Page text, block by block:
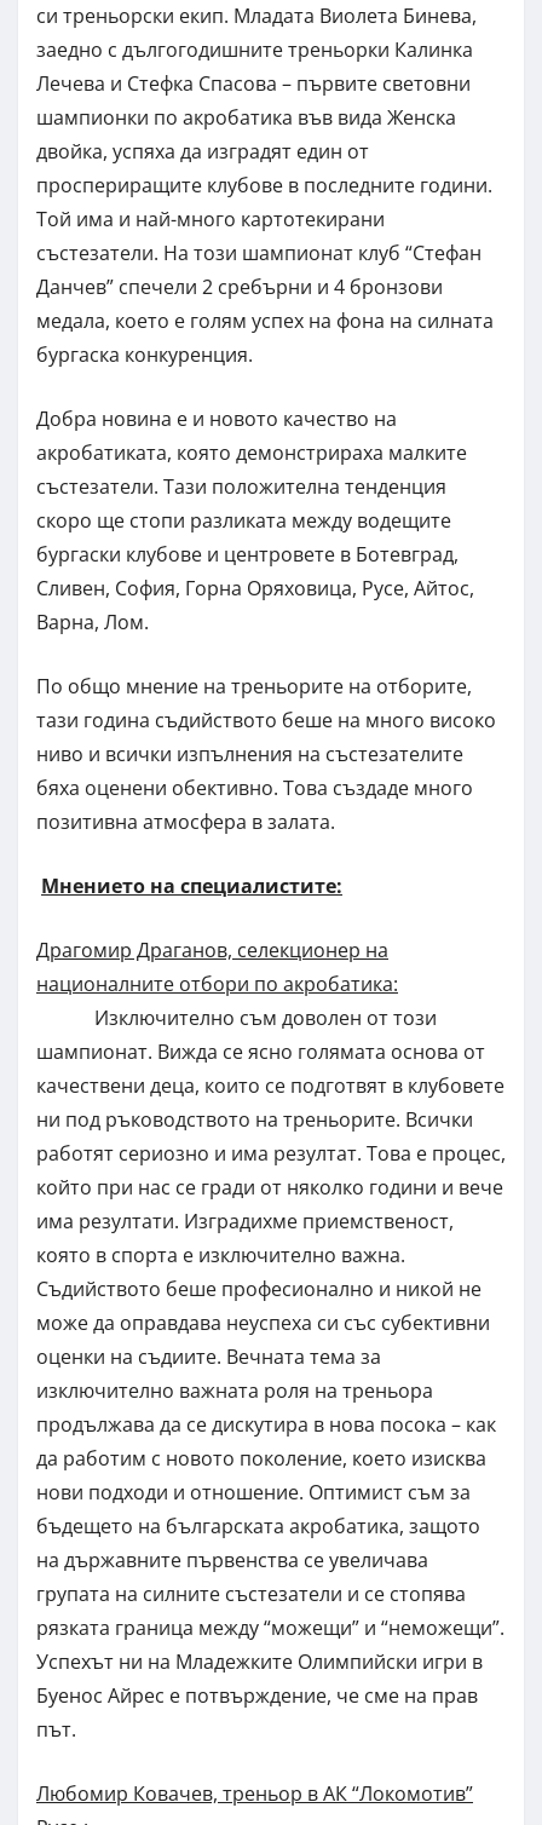
си треньорски екип. Младата Виолета Бинева,
заедно с дългогодишните треньорки Калинка
Лечева и Стефка Спасова – първите световни
шампионки по акробатика във вида Женска
двойка, успяха да изградят един от
проспериращите клубове в последните години.
Той има и най-много картотекирани
състезатели. На този шампионат клуб “Стефан
Данчев” спечели 2 сребърни и 4 бронзови
медала, което е голям успех на фона на силната
бургаска конкуренция.
Добра новина е и новото качество на
акробатиката, която демонстрираха малките
състезатели. Тази положителна тенденция
скоро ще стопи разликата между водещите
бургаски клубове и центровете в Ботевград,
Сливен, София, Горна Оряховица, Русе, Айтос,
Варна, Лом.
По общо мнение на треньорите на отборите,
тази година съдийството беше на много високо
ниво и всички изпълнения на състезателите
бяха оценени обективно. Това създаде много
позитивна атмосфера в залата.
Мнението на специалистите:
Драгомир Драганов, селекционер на
националните отбори по акробатика:
Изключително съм доволен от този
шампионат. Вижда се ясно голямата основа от
качествени деца, които се подготвят в клубовете
ни под ръководството на треньорите. Всички
работят сериозно и има резултат. Това е процес,
който при нас се гради от няколко години и вече
има резултати. Изградихме приемственост,
която в спорта е изключително важна.
Съдийството беше професионално и никой не
може да оправдава неуспеха си със субективни
оценки на съдиите. Вечната тема за
изключително важната роля на треньора
продължава да се дискутира в нова посока – как
да работим с новото поколение, което изисква
нови подходи и отношение. Оптимист съм за
бъдещето на българската акробатика, защото
на държавните първенства се увеличава
групата на силните състезатели и се стопява
рязката граница между “можещи” и “неможещи”.
Успехът ни на Младежките Олимпийски игри в
Буенос Айрес е потвърждение, че сме на прав
път.
Любомир Ковачев, треньор в АК “Локомотив”